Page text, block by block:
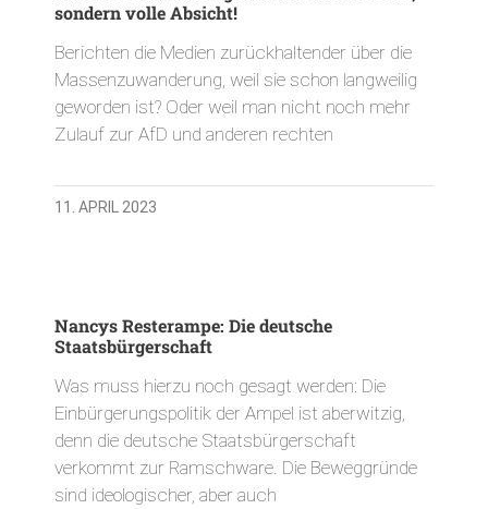
sondern volle Absicht!
Berichten die Medien zurückhaltender über die
Massenzuwanderung, weil sie schon langweilig
geworden ist? Oder weil man nicht noch mehr
Zulauf zur AfD und anderen rechten
11. APRIL 2023
Nancys Resterampe: Die deutsche
Staatsbürgerschaft
Was muss hierzu noch gesagt werden: Die
Einbürgerungspolitik der Ampel ist aberwitzig,
denn die deutsche Staatsbürgerschaft
verkommt zur Ramschware. Die Beweggründe
sind ideologischer, aber auch